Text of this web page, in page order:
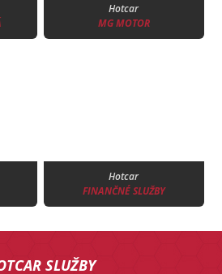
Hotcar
MG MOTOR
Hotcar
FINANČNÉ SLUŽBY
SLUŽBY